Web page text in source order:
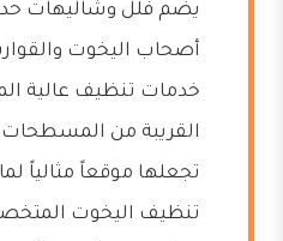
يضم فلل وشاليهات
أصحاب اليخوت
خدمات تنظيف عالية
القريبة من المسطحات
تجعلها موقعاً مثالياً
تنظيف اليخوت